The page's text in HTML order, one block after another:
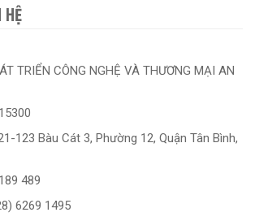
TRIỂN CÔNG NGHỆ VÀ THƯƠNG MẠI AN
123 Bàu Cát 3, Phường 12, Quận Tân Bình,
489
6269 1495